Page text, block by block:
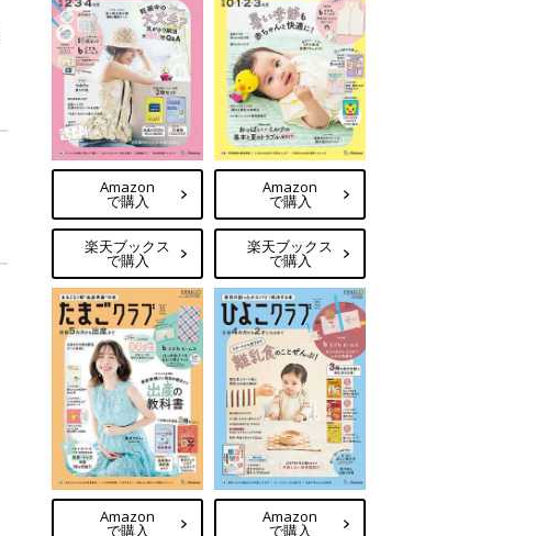
Amazon
で購入
楽天ブックス
で購入
Amazon
で購入
楽天ブックス
で購入
Amazon
で購入
Amazon
で購入